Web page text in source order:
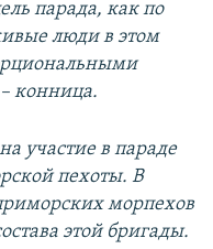
парада, как по
люди в этом
конница.
участие в параде
пехоты. В
морпехов
этой бригады.